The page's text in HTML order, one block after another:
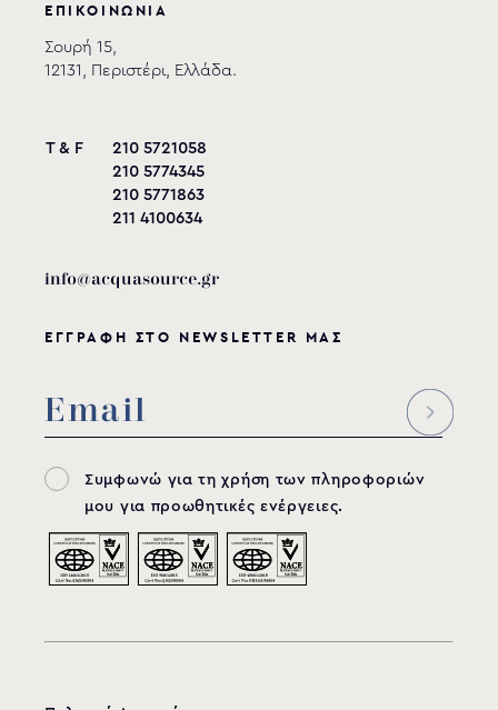
ΕΠΙΚΟΙΝΩΝΙΑ
Σουρή 15,
12131, Περιστέρι, Ελλάδα.
T & F
210 5721058
210 5774345
210 5771863
211 4100634
info@acquasource.gr
ΕΓΓΡΑΦΗ ΣΤΟ NEWSLETTER ΜΑΣ
Συμφωνώ για τη χρήση των πληροφοριών
μου για προωθητικές ενέργειες.